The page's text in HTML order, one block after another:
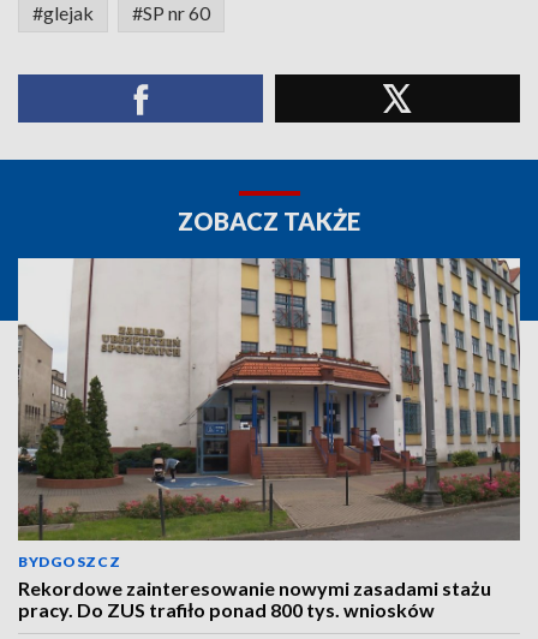
#glejak #SP nr 60
ZOBACZ TAKŻE
BYDGOSZCZ
Rekordowe zainteresowanie nowymi zasadami stażu
pracy. Do ZUS trafiło ponad 800 tys. wniosków